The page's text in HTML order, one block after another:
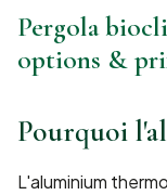
Pergola
options &
Pourquoi
L'aluminium